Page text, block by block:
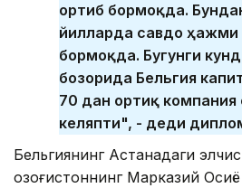
ортиб бормоқда.
йилларда савдо ҳажми
бормоқда. Бугунги
бозорида Бельгия
70 дан ортиқ компания
келяпти", - деди
Бельгиянинг Астанадаги
Қозоғистоннинг Марказий